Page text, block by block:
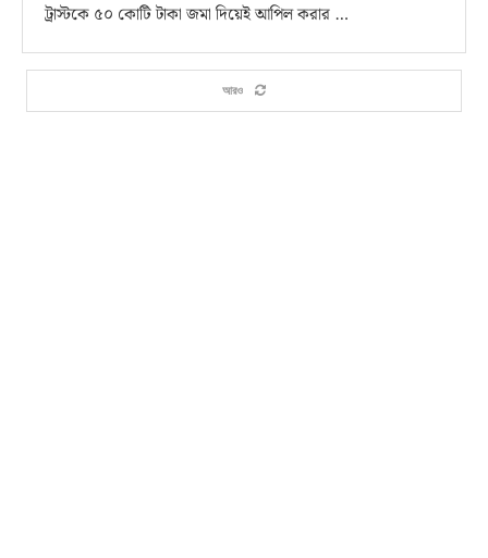
ট্রাস্টকে ৫০ কোটি টাকা জমা দিয়েই আপিল করার …
আরও